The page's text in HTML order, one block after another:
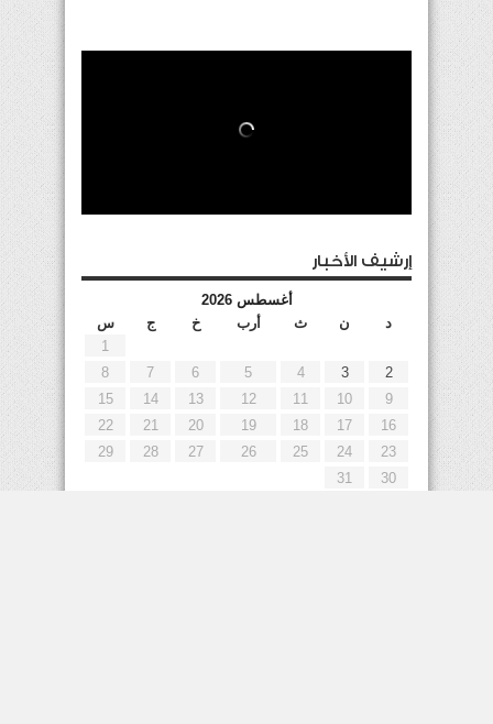
إرشيف الأخبار
أغسطس 2026
د
ن ث أرب خ ج
س
1
2
3
4
5
6
7
8
9
10
11
12
13
14
15
16
17
18
19
20
21
22
23
24
25
26
27
28
29
30
31